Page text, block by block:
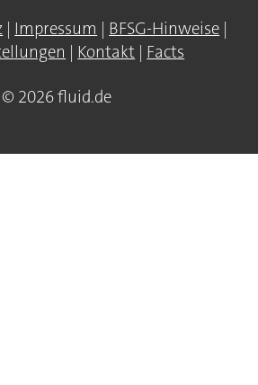
Impressum BFSG-Hinweise
Kontakt Facts
© 2026 fluid.de